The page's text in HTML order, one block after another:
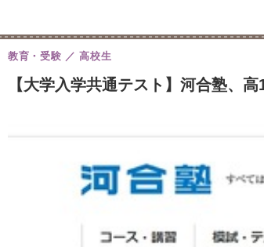
【大学入学共通テスト】河合塾、
教育・受験 高校生